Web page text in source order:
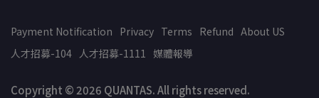
Payment Notification Privacy Terms Refund About US
人才招募-104 人才招募-1111 媒體報導
Copyright © 2026 QUANTAS. All rights reserved.